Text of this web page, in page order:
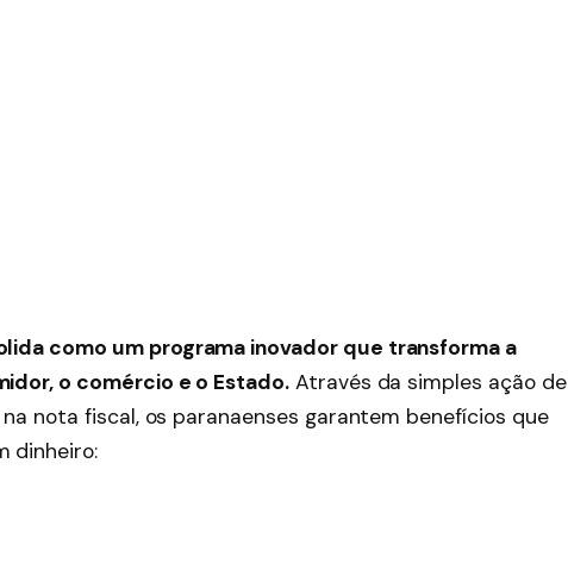
como um programa inovador que transforma a
o comércio e o Estado. Através da simples ação de
nota fiscal, os paranaenses garantem benefícios que
dinheiro: